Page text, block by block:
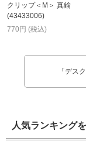
クリップ＜M＞ 真鍮
(43433006)
770円 (税込)
「デス
人気ランキング